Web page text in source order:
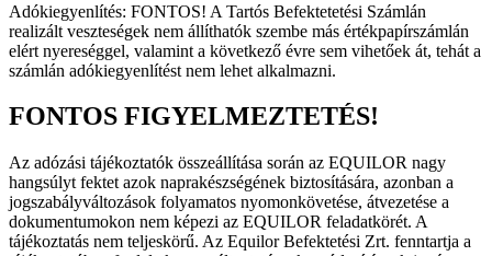
Adókiegyenlítés: FONTOS! A Tartós Befektetetési Számlán
realizált veszteségek nem állíthatók szembe más értékpapírszámlán
elért nyereséggel, valamint a következő évre sem vihetőek át, tehát a
számlán adókiegyenlítést nem lehet alkalmazni.
FONTOS FIGYELMEZTETÉS!
Az adózási tájékoztatók összeállítása során az EQUILOR nagy
hangsúlyt fektet azok naprakészségének biztosítására, azonban a
jogszabályváltozások folyamatos nyomonkövetése, átvezetése a
dokumentumokon nem képezi az EQUILOR feladatkörét. A
tájékoztatás nem teljeskörű. Az Equilor Befektetési Zrt. fenntartja a